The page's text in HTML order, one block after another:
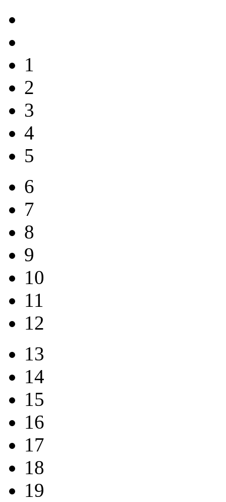
1
2
3
4
5
6
7
8
9
10
11
12
13
14
15
16
17
18
19